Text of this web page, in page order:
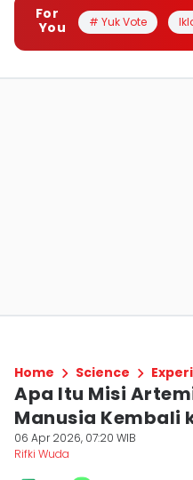
For
You
# Yuk Vote
Home Science
Apa Itu Misi
Manusia Kembali
06 Apr 2026, 07:20 WIB
Rifki Wuda